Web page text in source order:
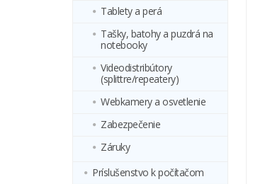
Tablety a perá
Tašky, batohy a puzdrá na
notebooky
Videodistribútory
(splittre/repeatery)
Webkamery a osvetlenie
Zabezpečenie
Záruky
Príslušenstvo k počítačom